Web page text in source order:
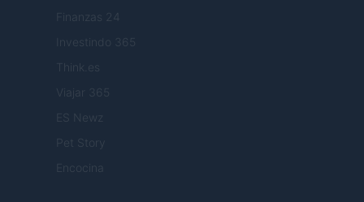
Finanzas 24
Investindo 365
Think.es
Viajar 365
ES Newz
Pet Story
Encocina